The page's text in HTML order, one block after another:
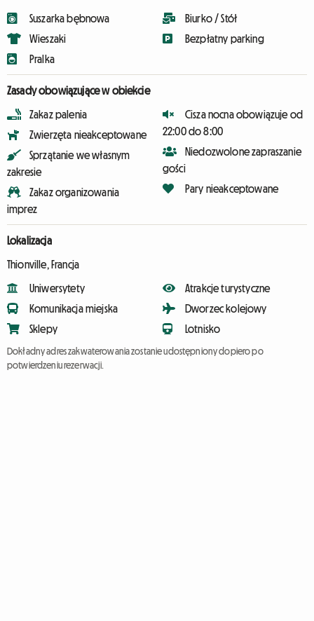
Suszarka bębnowa
Wieszaki
Pralka
Biurko / Stół
Bezpłatny parking
Zasady obowiązujące w obiekcie
Zakaz palenia
Zwierzęta nieakceptowane
Sprzątanie we własnym
zakresie
Zakaz organizowania
imprez
Cisza nocna obowiązuje od
22:00 do 8:00
Niedozwolone zapraszanie
gości
Pary nieakceptowane
Lokalizacja
Thionville, Francja
Uniwersytety
Komunikacja miejska
Sklepy
Atrakcje turystyczne
Dworzec kolejowy
Lotnisko
Dokładny adres zakwaterowania zostanie udostępniony dopiero po
potwierdzeniu rezerwacji.